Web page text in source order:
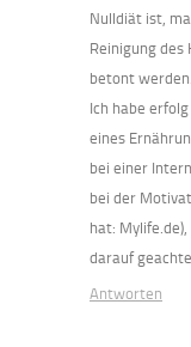
Nulldiät ist,
Reinigung des
betont werden.
Ich habe
eines
bei einer
bei der
hat:
darauf
Antworten